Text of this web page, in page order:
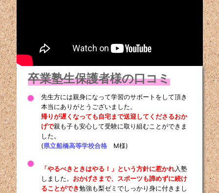
卒業塾生保護者様の口コミ
●
先生方には親身になって学習のサポートをして頂き
本当にありがとうございました。
帰りが遅くなっても自宅まで送迎してくださるおか
げで親も子も安心して受験に取り組むことができま
した。
(県立船橋高等学校合格M様)
● 「やるべきときはやる！」という方針に惹かれ入塾
しました。 おかげさまで、スポーツも諦めずに続け
ることができ勉強も梨ゼミでしっかり身に付きまし